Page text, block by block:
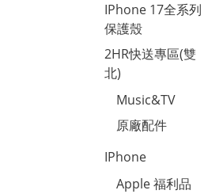
IPhone 17全系列
保護殼
2HR快送專區(雙
北)
Music&TV
原廠配件
IPhone
Apple 福利品